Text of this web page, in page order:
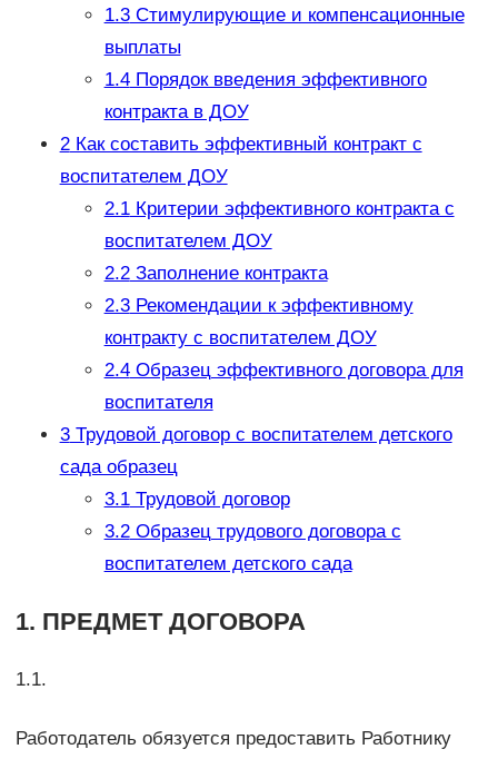
1.3Стимулирующие и компенсационные
выплаты
1.4Порядок введения эффективного
контракта в ДОУ
2Как составить эффективный контракт с
воспитателем ДОУ
2.1Критерии эффективного контракта с
воспитателем ДОУ
2.2Заполнение контракта
2.3Рекомендации к эффективному
контракту с воспитателем ДОУ
2.4Образец эффективного договора для
воспитателя
3Трудовой договор с воспитателем детского
сада образец
3.1Трудовой договор
3.2Образец трудового договора с
воспитателем детского сада
1. ПРЕДМЕТ ДОГОВОРА
1.1.
Работодатель обязуется предоставить Работнику